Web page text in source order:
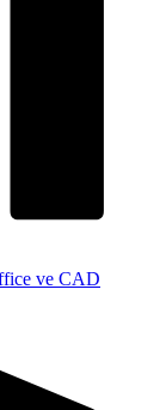
ve CAD